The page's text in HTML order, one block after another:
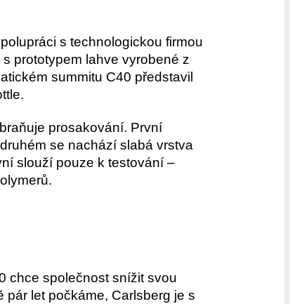
s technologickou firmou
prototypem lahve vyrobené z
summitu C40 představil
prosakování. První
se nachází slabá vrstva
slouží pouze k testování –
chce společnost snížit svou
let počkáme, Carlsberg je s